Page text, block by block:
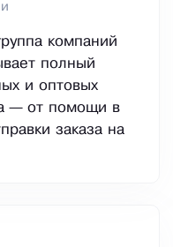
компаний
полный
и оптовых
— от помощи в
заказа на